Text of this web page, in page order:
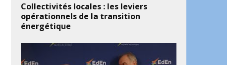
Collectivités locales : les leviers
opérationnels de la transition
énergétique